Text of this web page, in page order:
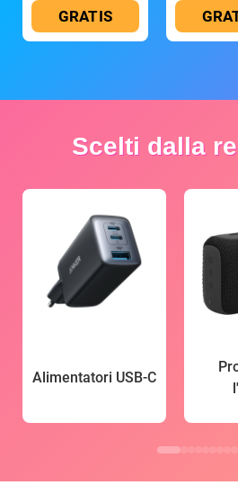
GRATIS
Scelti dalla
Alimentatori USB-C